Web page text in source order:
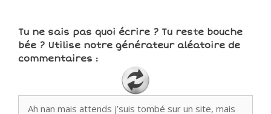
Tu ne sais pas quoi écrire ? Tu reste bouche
bée ? Utilise notre générateur aléatoire de
commentaires :